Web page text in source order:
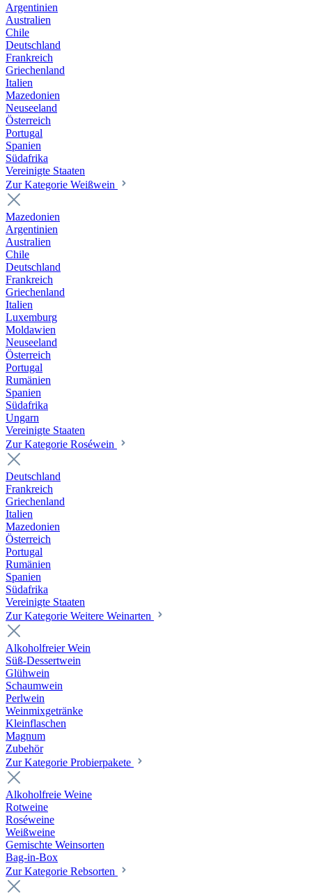
Argentinien
Australien
Chile
Deutschland
Frankreich
Griechenland
Italien
Mazedonien
Neuseeland
Österreich
Portugal
Spanien
Südafrika
Vereinigte Staaten
Zur Kategorie Weißwein
Mazedonien
Argentinien
Australien
Chile
Deutschland
Frankreich
Griechenland
Italien
Luxemburg
Moldawien
Neuseeland
Österreich
Portugal
Rumänien
Spanien
Südafrika
Ungarn
Vereinigte Staaten
Zur Kategorie Roséwein
Deutschland
Frankreich
Griechenland
Italien
Mazedonien
Österreich
Portugal
Rumänien
Spanien
Südafrika
Vereinigte Staaten
Zur Kategorie Weitere Weinarten
Alkoholfreier Wein
Süß-Dessertwein
Glühwein
Schaumwein
Perlwein
Weinmixgetränke
Kleinflaschen
Magnum
Zubehör
Zur Kategorie Probierpakete
Alkoholfreie Weine
Rotweine
Roséweine
Weißweine
Gemischte Weinsorten
Bag-in-Box
Zur Kategorie Rebsorten